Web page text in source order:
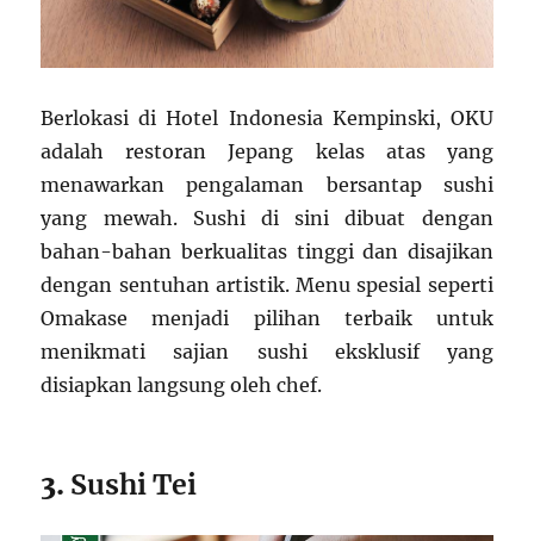
Berlokasi di Hotel Indonesia Kempinski, OKU
adalah restoran Jepang kelas atas yang
menawarkan pengalaman bersantap sushi
yang mewah. Sushi di sini dibuat dengan
bahan-bahan berkualitas tinggi dan disajikan
dengan sentuhan artistik. Menu spesial seperti
Omakase menjadi pilihan terbaik untuk
menikmati sajian sushi eksklusif yang
disiapkan langsung oleh chef.
3. Sushi Tei